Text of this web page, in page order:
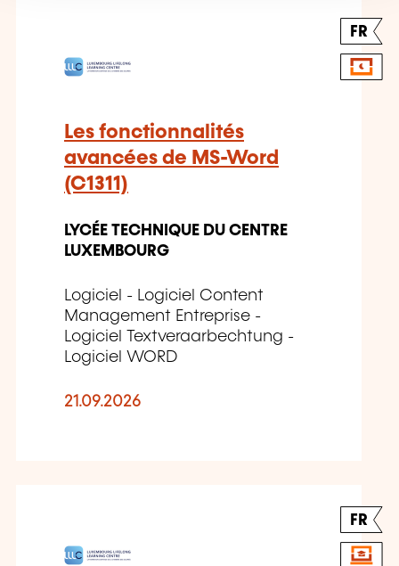
FR
Les fonctionnalités
avancées de MS-Word
(C1311)
LYCÉE TECHNIQUE DU CENTRE
LUXEMBOURG
Logiciel - Logiciel Content
Management Entreprise -
Logiciel Textveraarbechtung -
Logiciel WORD
21.09.2026
FR